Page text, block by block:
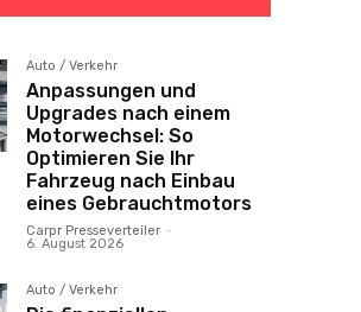
Auto / Verkehr
Anpassungen und
Upgrades nach einem
Motorwechsel: So
Optimieren Sie Ihr
Fahrzeug nach Einbau
eines Gebrauchtmotors
Carpr Presseverteiler -
6. August 2026
Auto / Verkehr